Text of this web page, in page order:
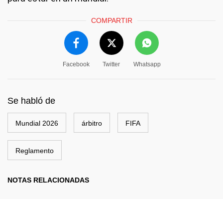
COMPARTIR
Facebook Twitter Whatsapp
Se habló de
Mundial 2026 árbitro FIFA
Reglamento
NOTAS RELACIONADAS